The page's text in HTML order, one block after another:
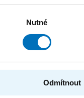
Nutné
Odmítnout
Posterovou
Vítězové